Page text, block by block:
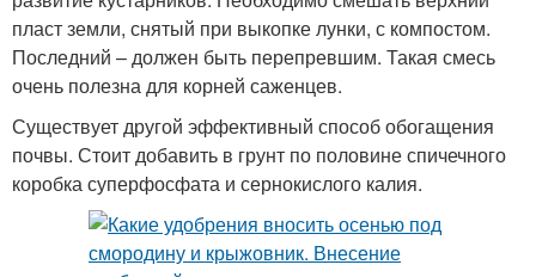
пласт земли, снятый при выкопке лунки, с компостом.
Последний – должен быть перепревшим. Такая смесь
очень полезна для корней саженцев.
Существует другой эффективный способ обогащения
почвы. Стоит добавить в грунт по половине спичечного
коробка суперфосфата и сернокислого калия.